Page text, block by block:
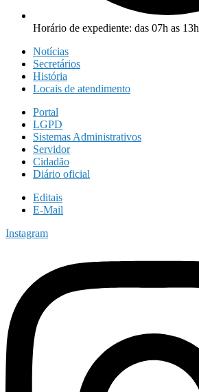
Horário de expediente: das 07h as 13h
Notícias
Secretários
História
Locais de atendimento
Portal
LGPD
Sistemas Administrativos
Servidor
Cidadão
Diário oficial
Editais
E-Mail
Instagram